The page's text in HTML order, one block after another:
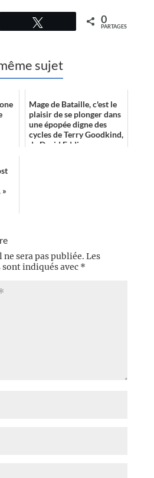
0
PARTAGES
sujet
Mage de Bataille, c'est le
plaisir de se plonger dans
une épopée digne des
cycles de Terry Goodkind,
de David Eddings ou
sera pas publiée. Les
indiqués avec *